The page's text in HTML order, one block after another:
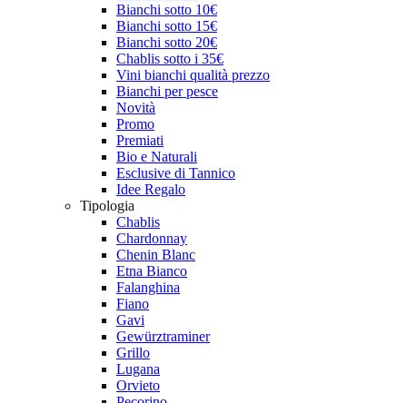
Bianchi sotto 10€
Bianchi sotto 15€
Bianchi sotto 20€
Chablis sotto i 35€
Vini bianchi qualità prezzo
Bianchi per pesce
Novità
Promo
Premiati
Bio e Naturali
Esclusive di Tannico
Idee Regalo
Tipologia
Chablis
Chardonnay
Chenin Blanc
Etna Bianco
Falanghina
Fiano
Gavi
Gewürztraminer
Grillo
Lugana
Orvieto